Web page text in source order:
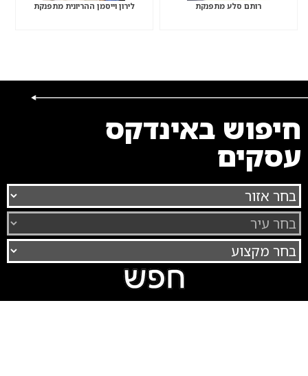
רותם סלע מתפנקת לירון וייסמן ההריונית מתפנקת
חיפוש באינדקס
עסקים